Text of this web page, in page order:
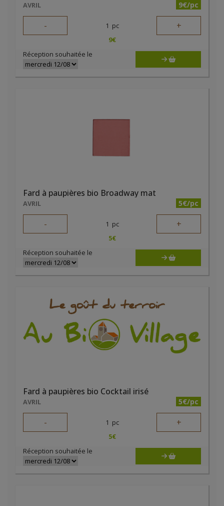
AVRIL 9€/pc
- 1 pc +
9€
Réception souhaitée le
Fard à paupières bio Broadway mat
AVRIL 5€/pc
- 1 pc +
5€
Réception souhaitée le
Fard à paupières bio Cocktail irisé
AVRIL 5€/pc
- 1 pc +
5€
Réception souhaitée le